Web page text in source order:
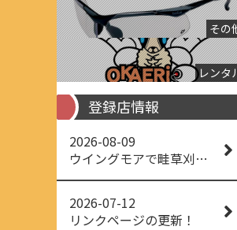
その
レンタ
登録店情報
2026-08-09
ウイングモアで畦草刈りに挑戦！ISEKIアグリ ウイングモア WM746AF
2026-07-12
リンクページの更新！